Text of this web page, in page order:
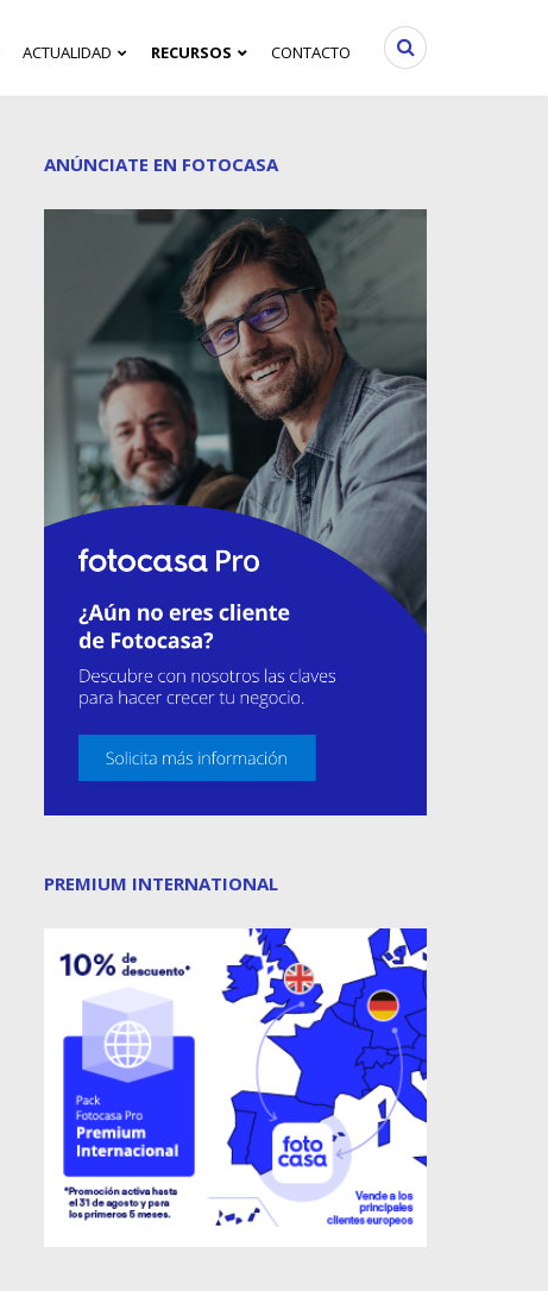
ACTUALIDAD RECURSOS CONTACTO
ANÚNCIATE EN FOTOCASA
PREMIUM INTERNATIONAL